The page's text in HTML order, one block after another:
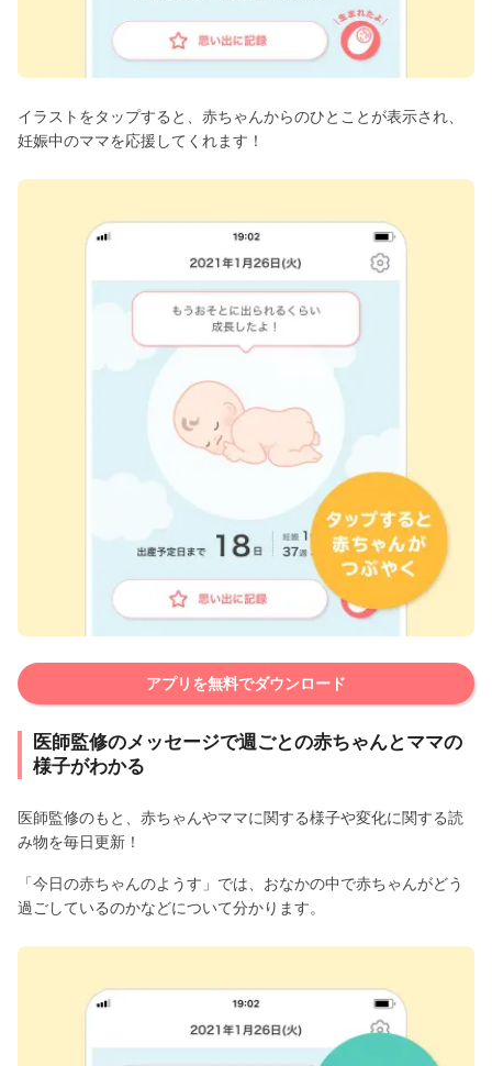
イラストをタップすると、赤ちゃんからのひとことが表示され、
妊娠中のママを応援してくれます！
アプリを無料でダウンロード
医師監修のメッセージで週ごとの赤ちゃんとママの
様子がわかる
医師監修のもと、赤ちゃんやママに関する様子や変化に関する読
み物を毎日更新！
「今日の赤ちゃんのようす」では、おなかの中で赤ちゃんがどう
過ごしているのかなどについて分かります。